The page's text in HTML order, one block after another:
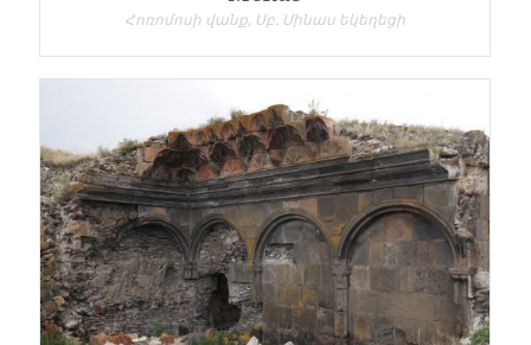
Հոռոմոսի վանք, Սբ. Մինաս եկեղեցի